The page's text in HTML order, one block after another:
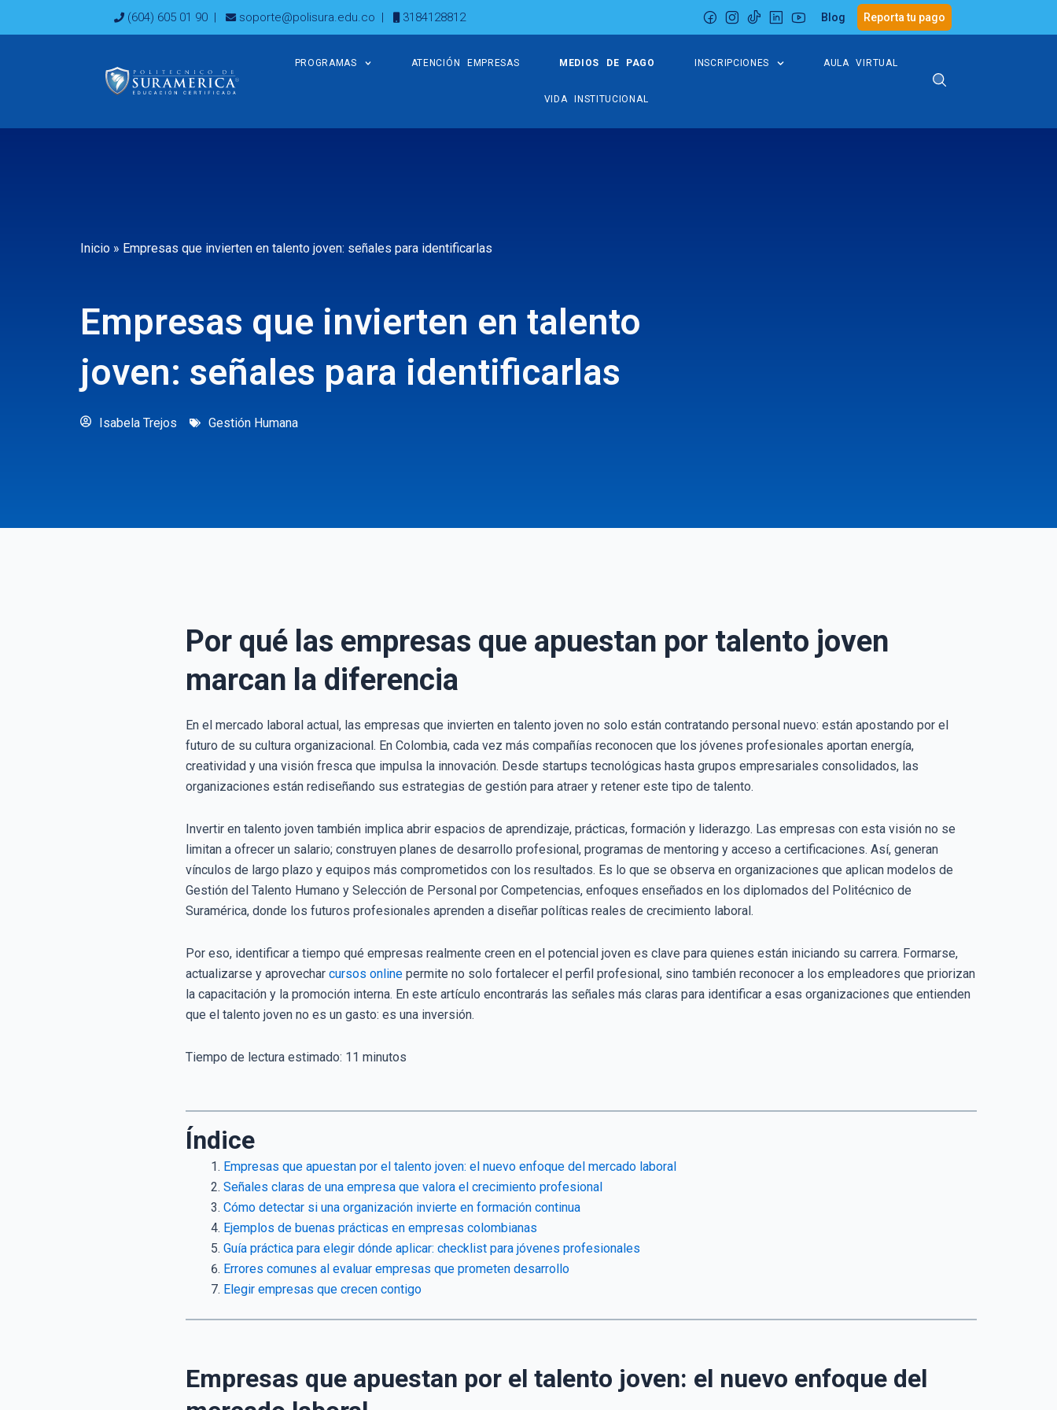
(604) 605 01 90 | soporte@polisura.edu.co | 3184128812 Blog Reporta tu pago
PROGRAMAS ATENCIÓN EMPRESAS MEDIOS DE PAGO INSCRIPCIONES AULA VIRTUAL
VIDA INSTITUCIONAL
Inicio » Empresas que invierten en talento joven: señales para identificarlas
Empresas que invierten en talento
joven: señales para identificarlas
Isabela Trejos Gestión Humana
Por qué las empresas que apuestan por talento joven
marcan la diferencia
En el mercado laboral actual, las empresas que invierten en talento joven no solo están contratando personal nuevo: están apostando por el
futuro de su cultura organizacional. En Colombia, cada vez más compañías reconocen que los jóvenes profesionales aportan energía,
creatividad y una visión fresca que impulsa la innovación. Desde startups tecnológicas hasta grupos empresariales consolidados, las
organizaciones están rediseñando sus estrategias de gestión para atraer y retener este tipo de talento.
Invertir en talento joven también implica abrir espacios de aprendizaje, prácticas, formación y liderazgo. Las empresas con esta visión no se
limitan a ofrecer un salario; construyen planes de desarrollo profesional, programas de mentoring y acceso a certificaciones. Así, generan
vínculos de largo plazo y equipos más comprometidos con los resultados. Es lo que se observa en organizaciones que aplican modelos de
Gestión del Talento Humano y Selección de Personal por Competencias, enfoques enseñados en los diplomados del Politécnico de
Suramérica, donde los futuros profesionales aprenden a diseñar políticas reales de crecimiento laboral.
Por eso, identificar a tiempo qué empresas realmente creen en el potencial joven es clave para quienes están iniciando su carrera. Formarse,
actualizarse y aprovechar cursos online permite no solo fortalecer el perfil profesional, sino también reconocer a los empleadores que priorizan
la capacitación y la promoción interna. En este artículo encontrarás las señales más claras para identificar a esas organizaciones que entienden
que el talento joven no es un gasto: es una inversión.
Tiempo de lectura estimado: 11 minutos
Índice
Empresas que apuestan por el talento joven: el nuevo enfoque del mercado laboral
Señales claras de una empresa que valora el crecimiento profesional
Cómo detectar si una organización invierte en formación continua
Ejemplos de buenas prácticas en empresas colombianas
Guía práctica para elegir dónde aplicar: checklist para jóvenes profesionales
Errores comunes al evaluar empresas que prometen desarrollo
Elegir empresas que crecen contigo
Empresas que apuestan por el talento joven: el nuevo enfoque del